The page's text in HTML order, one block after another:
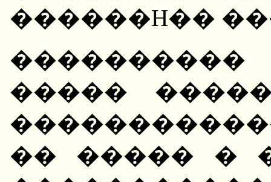
������H��
�����
�� ����� �